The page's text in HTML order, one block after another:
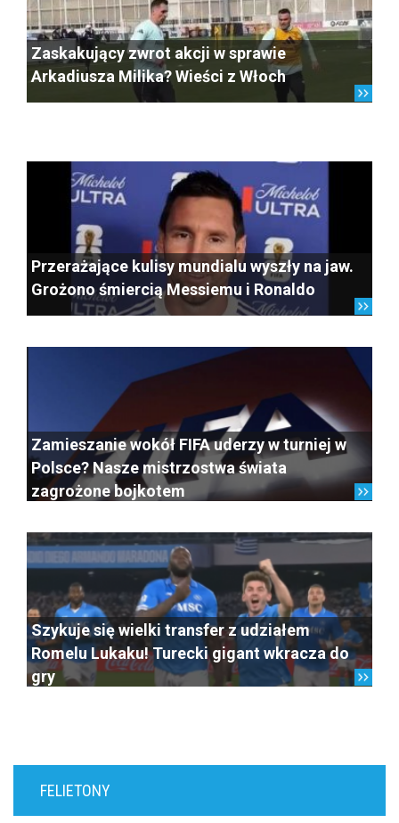
Zaskakujący zwrot akcji w sprawie
Arkadiusza Milika? Wieści z Włoch
Przerażające kulisy mundialu wyszły na jaw.
Grożono śmiercią Messiemu i Ronaldo
Zamieszanie wokół FIFA uderzy w turniej w
Polsce? Nasze mistrzostwa świata
zagrożone bojkotem
Szykuje się wielki transfer z udziałem
Romelu Lukaku! Turecki gigant wkracza do
gry
FELIETONY